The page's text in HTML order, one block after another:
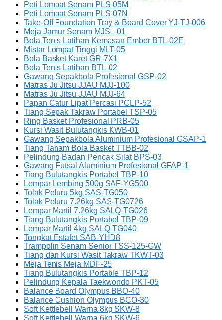
Peti Lompat Senam PLS-05M
Peti Lompat Senam PLS-07N
Take-Off Foundation Tray & Board Cover YJ-TJ-006
Meja Jamur Senam MJSL-01
Bola Tenis Latihan Kemasan Ember BTL-02E
Mistar Lompat Tinggi MLT-05
Bola Basket Karet GR-7X1
Bola Tenis Latihan BTL-02
Gawang Sepakbola Profesional GSP-02
Matras Ju Jitsu JJAU MJJ-100
Matras Ju Jitsu JJAU MJJ-64
Papan Catur Lipat Percasi PCLP-52
Tiang Sepak Takraw Portabel TSP-05
Ring Basket Profesional PRB-05
Kursi Wasit Bulutangkis KWB-01
Gawang Sepakbola Aluminium Profesional GSAP-1
Tiang Tanam Bola Basket TTBB-02
Pelindung Badan Pencak Silat BPS-03
Gawang Futsal Aluminium Profesional GFAP-1
Tiang Bulutangkis Portabel TBP-10
Lempar Lembing 500g SAF-YG500
Tolak Peluru 5kg SAS-TG050
Tolak Peluru 7.26kg SAS-TG0726
Lempar Martil 7.26kg SALQ-TG026
Tiang Bulutangkis Portabel TBP-09
Lempar Martil 4kg SALQ-TG040
Tongkat Estafet SAB-YHD8
Trampolin Senam Senior TSS-125-GW
Tiang dan Kursi Wasit Takraw TKWT-03
Meja Tenis Meja MDF-25
Tiang Bulutangkis Portable TBP-12
Pelindung Kepala Taekwondo PKT-05
Balance Board Olympus BBO-40
Balance Cushion Olympus BCO-30
Soft Kettlebell Warna 8kg SKW-8
Soft Kettlebell Warna 6kg SKW-6